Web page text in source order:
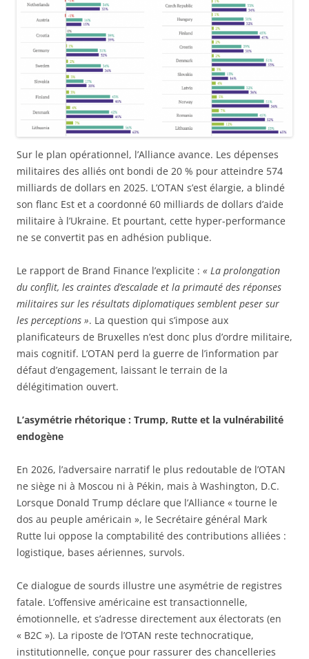
Sur le plan opérationnel, l’Alliance avance. Les dépenses
militaires des alliés ont bondi de 20 % pour atteindre 574
milliards de dollars en 2025. L’OTAN s’est élargie, a blindé
son flanc Est et a coordonné 60 milliards de dollars d’aide
militaire à l’Ukraine. Et pourtant, cette hyper-performance
ne se convertit pas en adhésion publique.
Le rapport de Brand Finance l’explicite : « La prolongation
du conflit, les craintes d’escalade et la primauté des réponses
militaires sur les résultats diplomatiques semblent peser sur
les perceptions ». La question qui s’impose aux
planificateurs de Bruxelles n’est donc plus d’ordre militaire,
mais cognitif. L’OTAN perd la guerre de l’information par
défaut d’engagement, laissant le terrain de la
délégitimation ouvert.
L’asymétrie rhétorique : Trump, Rutte et la vulnérabilité
endogène
En 2026, l’adversaire narratif le plus redoutable de l’OTAN
ne siège ni à Moscou ni à Pékin, mais à Washington, D.C.
Lorsque Donald Trump déclare que l’Alliance « tourne le
dos au peuple américain », le Secrétaire général Mark
Rutte lui oppose la comptabilité des contributions alliées :
logistique, bases aériennes, survols.
Ce dialogue de sourds illustre une asymétrie de registres
fatale. L’offensive américaine est transactionnelle,
émotionnelle, et s’adresse directement aux électorats (en
« B2C »). La riposte de l’OTAN reste technocratique,
institutionnelle, conçue pour rassurer des chancelleries